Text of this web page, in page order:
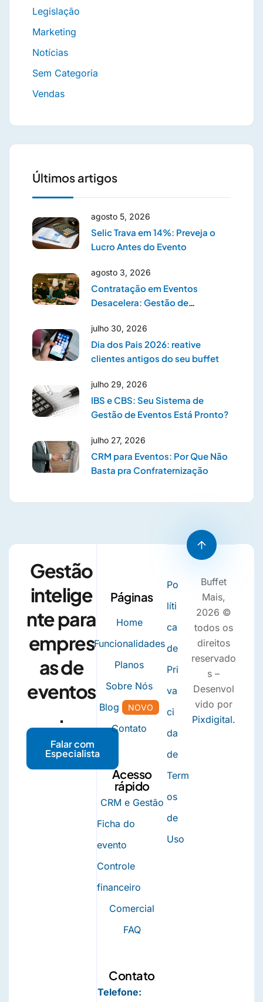
Legislação
Marketing
Notícias
Sem Categoria
Vendas
Últimos artigos
agosto 5, 2026
Selic Trava em 14%: Preveja o
Lucro Antes do Evento
agosto 3, 2026
Contratação em Eventos
Desacelera: Gestão de
julho 30, 2026
Dia dos Pais 2026: reative
clientes antigos do seu buffet
julho 29, 2026
IBS e CBS: Seu Sistema de
Gestão de Eventos Está Pronto?
julho 27, 2026
CRM para Eventos: Por Que Não
Basta pra Confraternização
Gestão
intelige
nte para
empres
as de
eventos
.
Falar com
Especialista
Páginas
Home
Funcionalidades
Planos
Sobre Nós
Blog
NOVO
Contato
Acesso
rápido
CRM e Gestão
Ficha do
evento
Controle
financeiro
Comercial
FAQ
Contato
Telefone:
Po
líti
ca
de
Pri
va
ci
da
de
Term
os
de
Uso
Buffet
Mais,
2026 ©
todos os
direitos
reservado
s –
Desenvol
vido por
Pixdigital.